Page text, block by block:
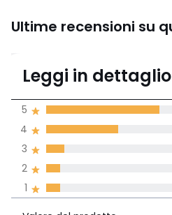
Ultime recensioni su
4.1
di
conto
5
Leggi in dettaglio
1
2
3
4
5